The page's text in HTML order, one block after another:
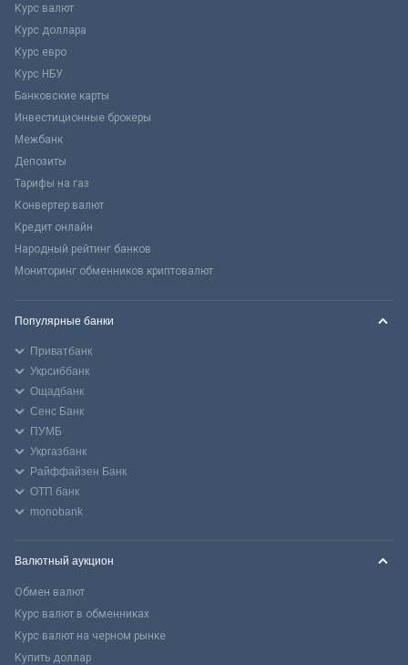
Курс валют
Курс доллара
Курс евро
Курс НБУ
Банковские карты
Инвестиционные брокеры
Межбанк
Депозиты
Тарифы на газ
Конвертер валют
Кредит онлайн
Народный рейтинг банков
Мониторинг обменников криптовалют
Популярные банки
Приватбанк
Укрсиббанк
Ощадбанк
Сенс Банк
ПУМБ
Укргазбанк
Райффайзен Банк
ОТП банк
monobank
Валютный аукцион
Обмен валют
Курс валют в обменниках
Курс валют на черном рынке
Купить доллар